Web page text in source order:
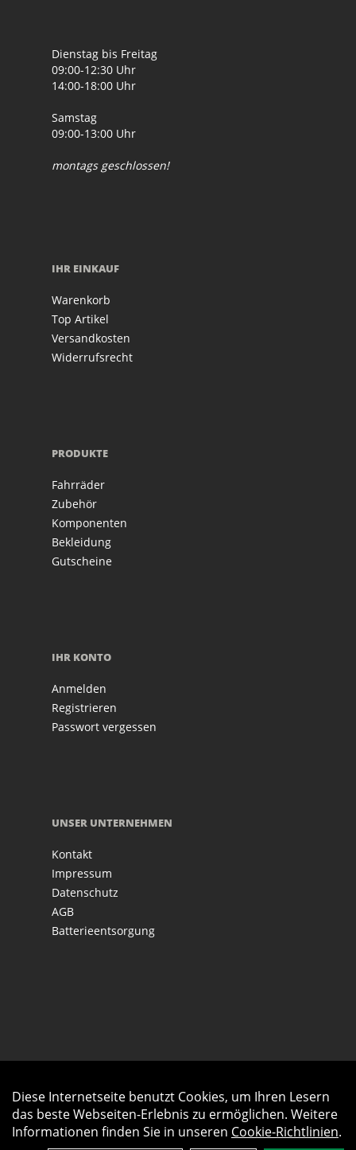
Dienstag bis Freitag
09:00-12:30 Uhr
14:00-18:00 Uhr
Samstag
09:00-13:00 Uhr
montags geschlossen!
IHR EINKAUF
Warenkorb
Top Artikel
Versandkosten
Widerrufsrecht
PRODUKTE
Fahrräder
Zubehör
Komponenten
Bekleidung
Gutscheine
IHR KONTO
Anmelden
Registrieren
Passwort vergessen
UNSER UNTERNEHMEN
Kontakt
Impressum
Datenschutz
AGB
Batterieentsorgung
Diese Internetseite benutzt Cookies, um Ihren Lesern
das beste Webseiten-Erlebnis zu ermöglichen. Weitere
Informationen finden Sie in unseren Cookie-Richtlinien.
Auftrag widerrufen